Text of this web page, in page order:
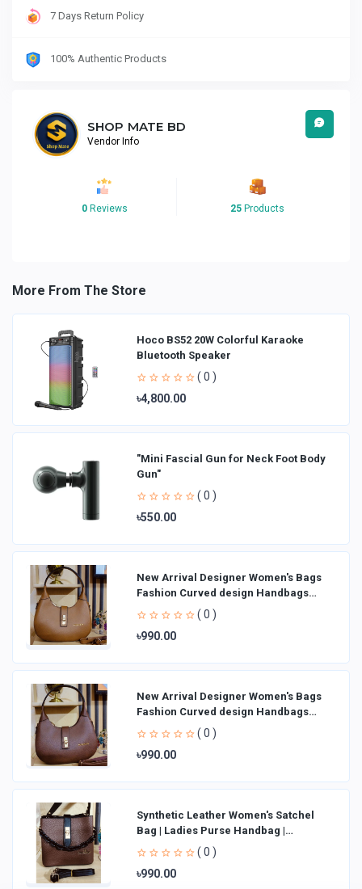
7 Days Return Policy
100% Authentic Products
SHOP MATE BD
Vendor Info
0 Reviews 25 Products
More From The Store
Hoco BS52 20W Colorful Karaoke
Bluetooth Speaker
( 0 )
৳4,800.00
"Mini Fascial Gun for Neck Foot Body
Gun"
( 0 )
৳550.00
New Arrival Designer Women′s Bags
Fashion Curved design Handbags
Shoulder Bag La
( 0 )
৳990.00
New Arrival Designer Women′s Bags
Fashion Curved design Handbags
Shoulder Bag La
( 0 )
৳990.00
Synthetic Leather Women's Satchel
Bag | Ladies Purse Handbag |
Handheld Bag | Sl
( 0 )
৳990.00